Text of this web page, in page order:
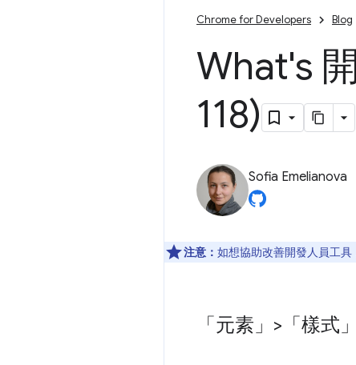
Chrome for Developers Blog
What's
118)
Sofia Emelianova
注意： 如想協助改善開發人員工
「元素」>「樣式